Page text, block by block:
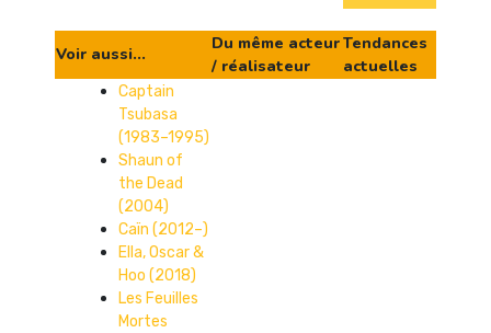
Voir aussi...
Du même acteur
/ réalisateur
Tendances
actuelles
Captain
Tsubasa
(1983–1995)
Shaun of
the Dead
(2004)
Caïn (2012–)
Ella, Oscar &
Hoo (2018)
Les Feuilles
Mortes